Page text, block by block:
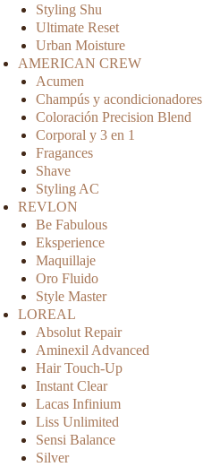
Styling Shu
Ultimate Reset
Urban Moisture
AMERICAN CREW
Acumen
Champús y acondicionadores
Coloración Precision Blend
Corporal y 3 en 1
Fragances
Shave
Styling AC
REVLON
Be Fabulous
Eksperience
Maquillaje
Oro Fluido
Style Master
LOREAL
Absolut Repair
Aminexil Advanced
Hair Touch-Up
Instant Clear
Lacas Infinium
Liss Unlimited
Sensi Balance
Silver